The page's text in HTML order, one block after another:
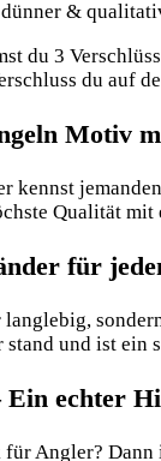
&
du 3
du auf
Motiv
kennst
Qualität
für
und ist ein
Ein echter
für Angler?